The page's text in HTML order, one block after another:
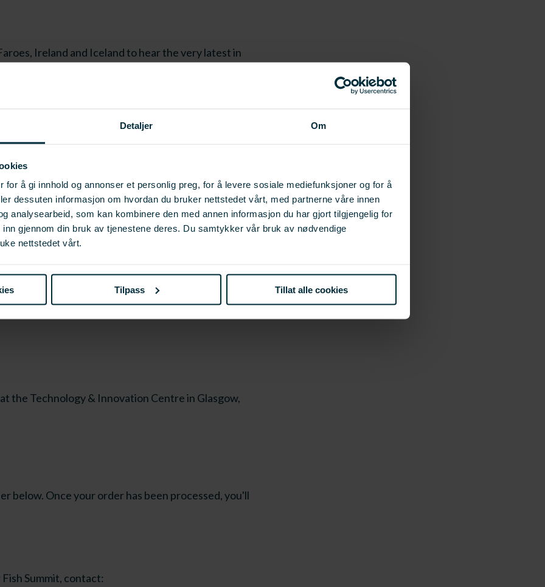
Detaljer Om
for å gi innhold og annonser et personlig preg, for å levere sosiale mediefunksjoner og for å
dessuten informasjon om hvordan du bruker nettstedet vårt, med partnerne våre innen
analysearbeid, som kan kombinere den med annen informasjon du har gjort tilgjengelig for
gjennom din bruk av tjenestene deres. Du samtykker vår bruk av nødvendige
nettstedet vårt.
Tilpass Tillat alle cookies
Ireland and Iceland to hear the very latest in
the different aspects of cleaner fish management;
break-out sessions; and contribute your own
improve understanding of the key issues and
the Technology & Innovation Centre in Glasgow,
below. Once your order has been processed, you'll
Summit, contact: